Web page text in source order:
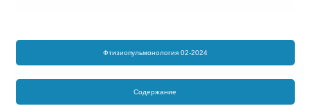
Фтизиопульмонология 02-2024
Содержание